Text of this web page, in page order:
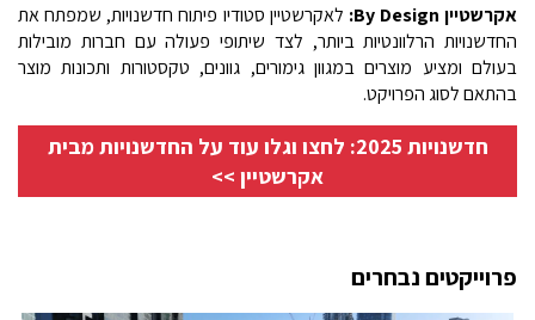
אקרשטיין By Design:
לאקרשטיין סטודיו פיתוח חדשנויות, שמפתח את
החדשנויות הרלוונטיותביותר, לצד שיתופי פעולה עם חברות מובילות
בעולם ומציע מוצרים במגוון גימורים, גוונים, טקסטורות ותכונות מוצר
בהתאם לסוג הפרויקט.
חדשנויות 2025: לחצו וגלו עוד על החדשנויות מבית
אקרשטיין >>
פרוייקטים נבחרים